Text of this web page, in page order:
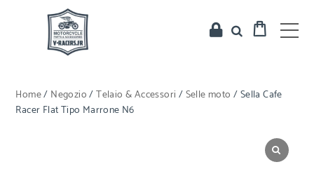
Home/ Negozio/Telaio & Accessori /Selle moto / Sella Cafe
Racer Flat Tipo Marrone N6